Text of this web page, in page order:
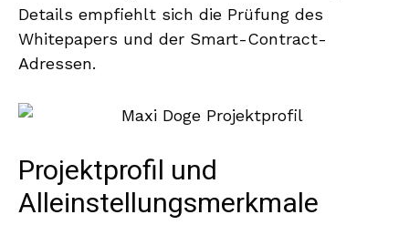
Details empfiehlt sich die Prüfung des
Whitepapers und der Smart-Contract-
Adressen.
Projektprofil und
Alleinstellungsmerkmale